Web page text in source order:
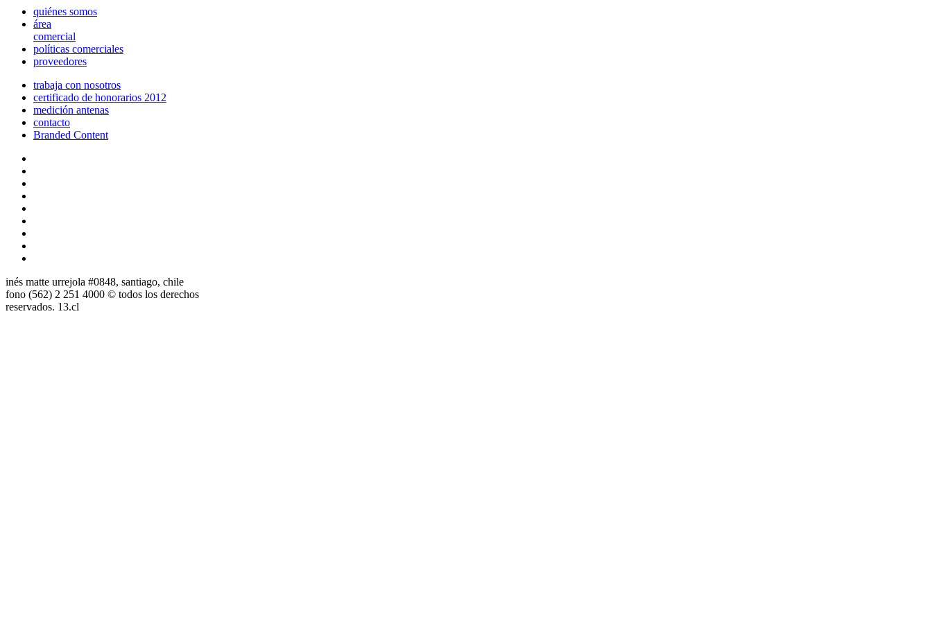
quiénes somos
área
comercial
políticas comerciales
proveedores
trabaja con nosotros
certificado de honorarios 2012
medición antenas
contacto
Branded Content
inés matte urrejola #0848, santiago, chile
fono (562) 2 251 4000 © todos los derechos
reservados. 13.cl